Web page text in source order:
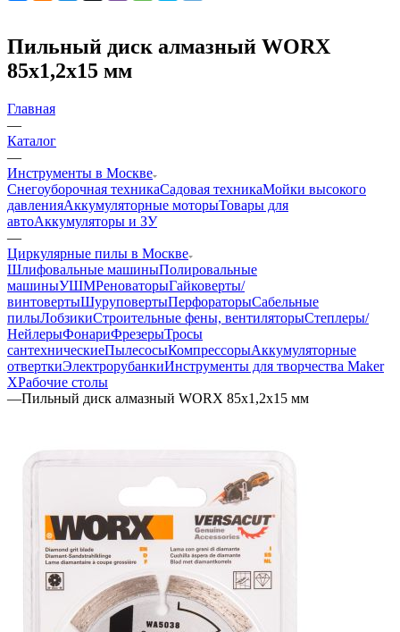
Пильный диск алмазный WORX
85х1,2х15 мм
Главная
—
Каталог
—
Инструменты в Москве
Снегоуборочная техникаСадовая техникаМойки высокого
давленияАккумуляторные моторыТовары для
автоАккумуляторы и ЗУ
—
Циркулярные пилы в Москве
Шлифовальные машиныПолировальные
машиныУШМРеноваторыГайковерты/
винтовертыШуруповертыПерфораторыСабельные
пилыЛобзикиСтроительные фены, вентиляторыСтеплеры/
НейлерыФонариФрезерыТросы
сантехническиеПылесосыКомпрессорыАккумуляторные
отверткиЭлектрорубанкиИнструменты для творчества Maker
XРабочие столы
—Пильный диск алмазный WORX 85х1,2х15 мм